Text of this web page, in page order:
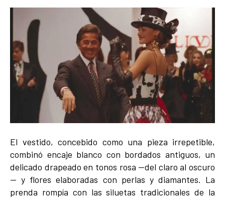
El vestido, concebido como una pieza irrepetible,
combinó encaje blanco con bordados antiguos, un
delicado drapeado en tonos rosa —del claro al oscuro
— y flores elaboradas con perlas y diamantes. La
prenda rompía con las siluetas tradicionales de la